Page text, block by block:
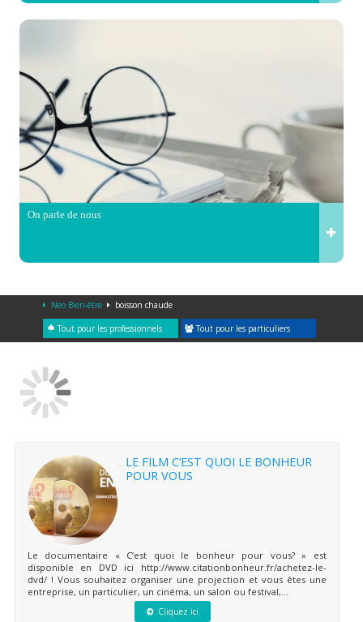
On parle de nous
Neo Bien-être boisson chaude
Tout pour les professionnels Tout pour les particuliers
LE FILM C’EST QUOI LE BONHEUR
POUR VOUS
Le documentaire « C’est quoi le bonheur pour vous? » est
disponible en DVD ici http://www.citationbonheur.fr/achetez-le-
dvd/ ! Vous souhaitez organiser une projection et vous êtes une
entreprise, un particulier, un cinéma, un salon ou festival,...
Cliquez ici